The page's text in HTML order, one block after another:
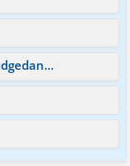
Unerträgliche Einsamkeit und Suizidgedanken